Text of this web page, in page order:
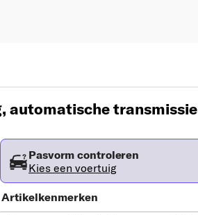
automatische transmissie
Pasvorm controleren
Kies een voertuig
Artikelkenmerken